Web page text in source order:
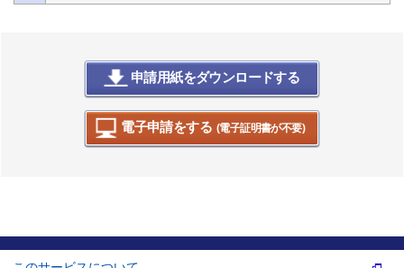
申請用紙をダウンロードする
電子申請をする (電子証明書が不要)